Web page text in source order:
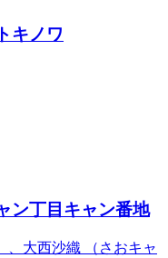
キノワ
ン丁目キャン番地
、大西沙織 （さおキャ